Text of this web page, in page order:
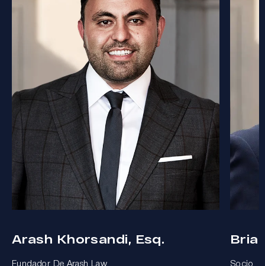
Arash Khorsandi, Esq.
Fundador De Arash Law Socio